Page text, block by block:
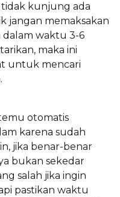
tidak kunjung ada
jangan memaksakan
waktu 3-6
maka ini
untuk mencari
otomatis
karena sudah
jika benar-benar
bukan sekedar
salah jika ingin
pastikan waktu